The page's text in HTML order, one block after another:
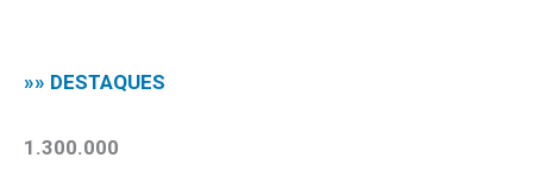
»» DESTAQUES
1.300.000